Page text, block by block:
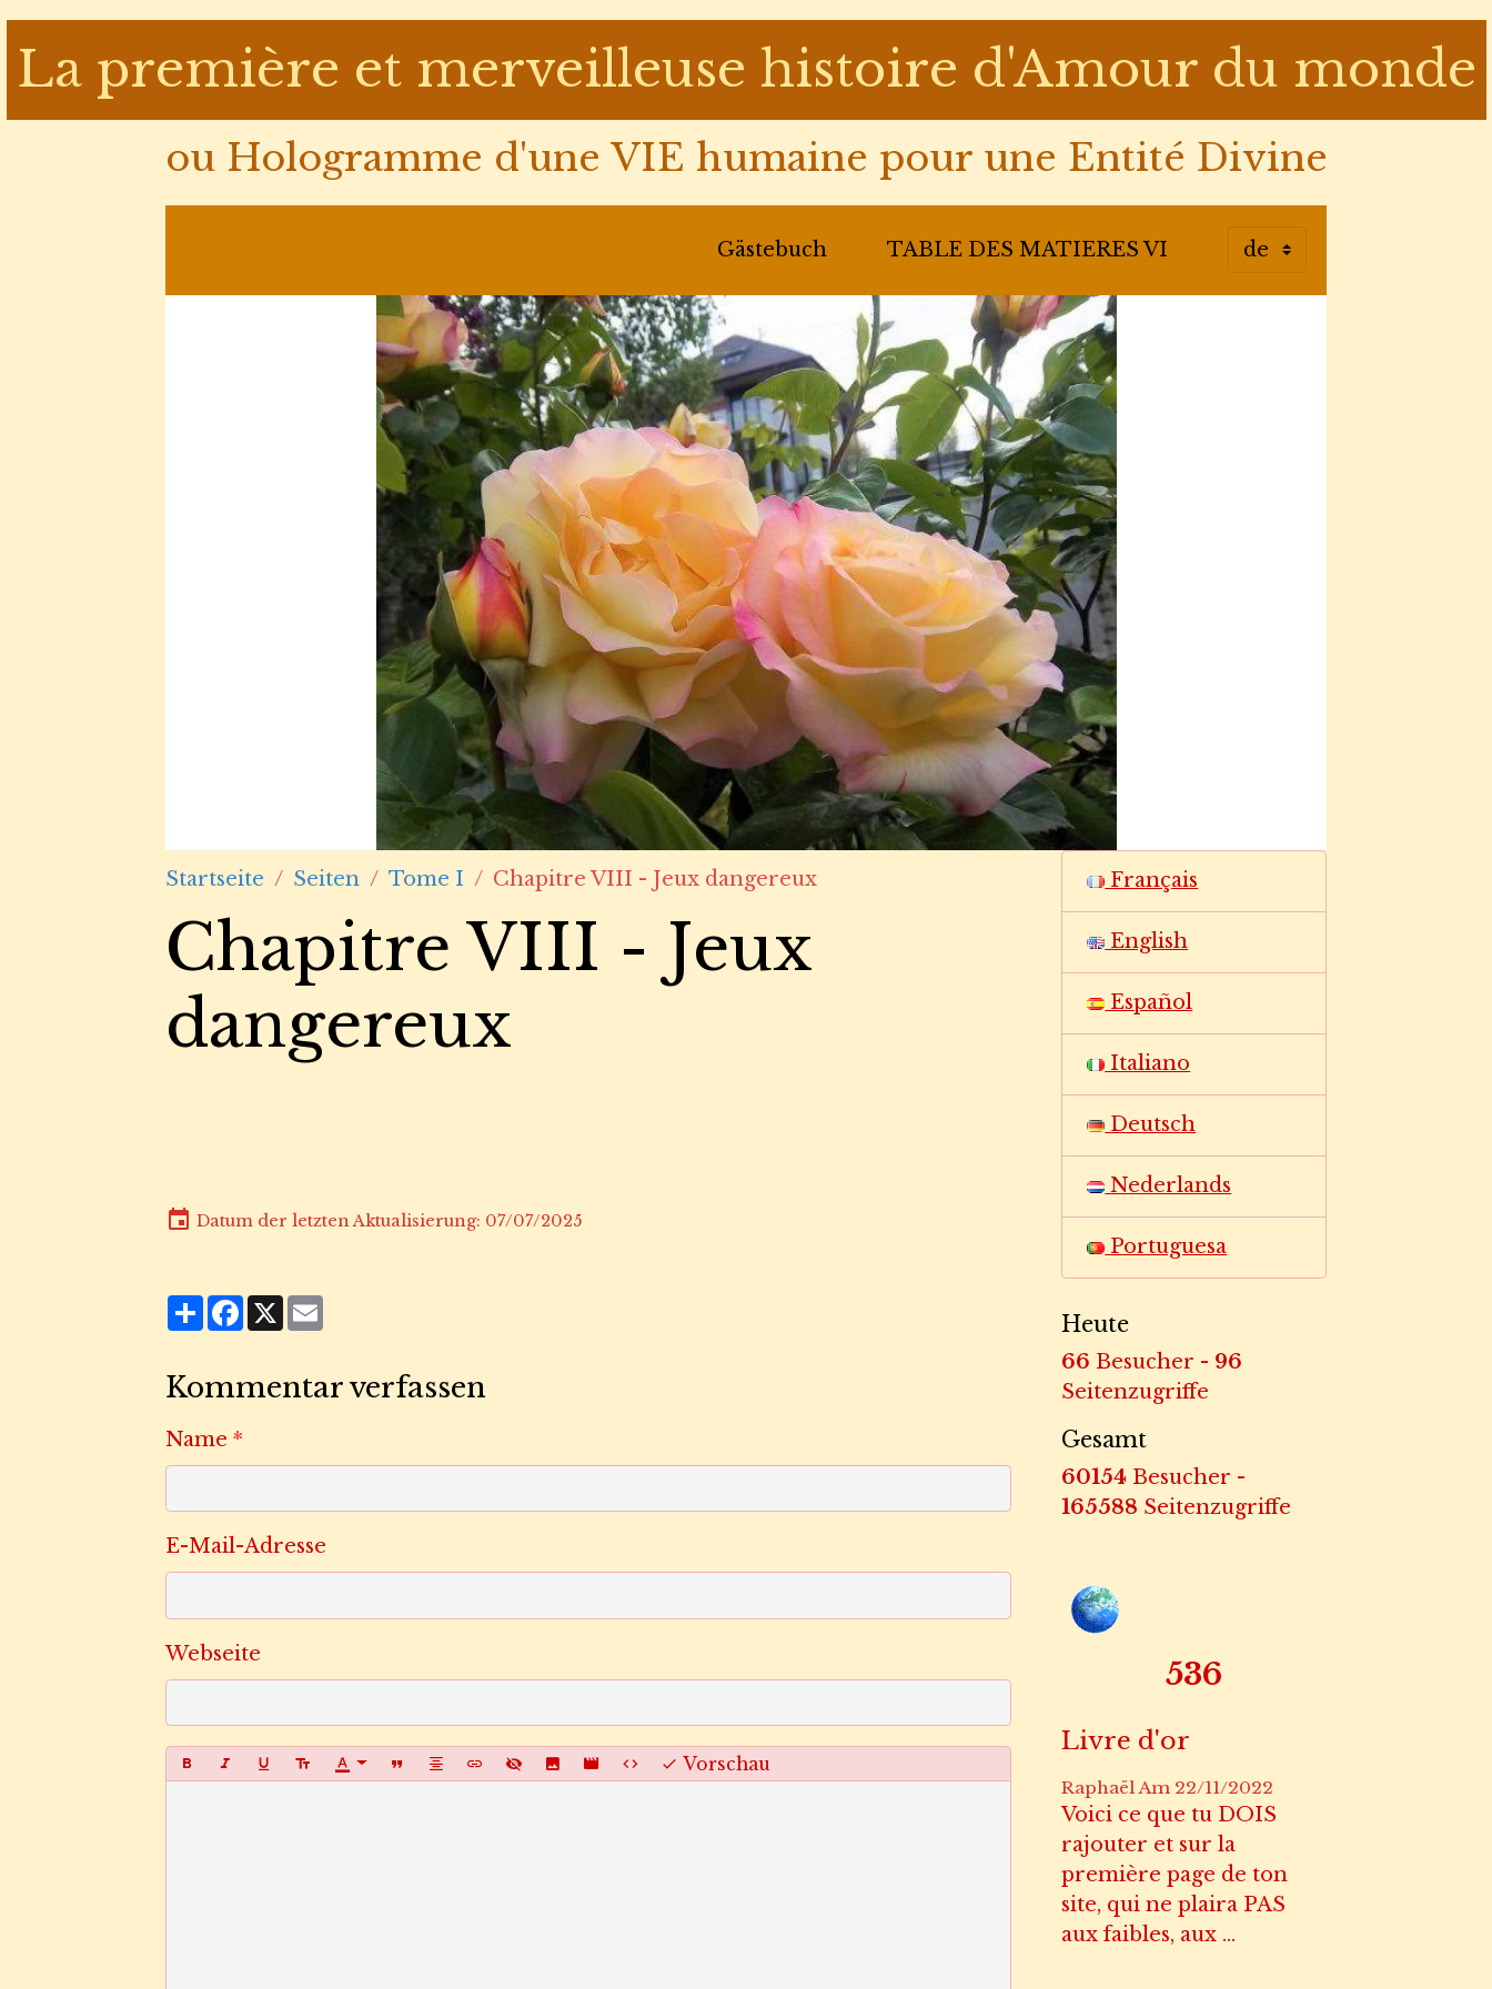
La première et merveilleuse histoire d'Amour du monde
ou Hologramme d'une VIE humaine pour une Entité Divine
Gästebuch TABLE DES MATIERES VI
Startseite Seiten Tome I Chapitre VIII - Jeux dangereux
Chapitre VIII - Jeux
dangereux
Datum der letzten Aktualisierung: 07/07/2025
Partager
Facebook
X
Kommentar verfassen
Name
E-Mail-Adresse
Webseite
Vorschau
Français
English
Español
Italiano
Deutsch
Nederlands
Portuguesa
Heute
66 Besucher - 96
Seitenzugriffe
Gesamt
60154 Besucher -
165588 Seitenzugriffe
660
Livre d'or
Raphaël Am 22/11/2022
Voici ce que tu DOIS
rajouter et sur la
première page de ton
site, qui ne plaira PAS
aux faibles, aux ...